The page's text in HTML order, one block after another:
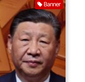
Banner